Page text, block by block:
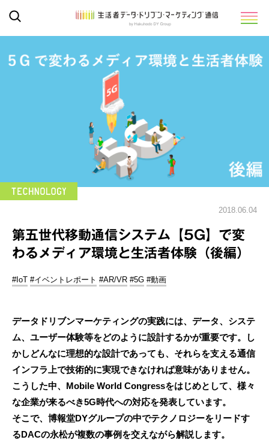
2018.06.04
第五世代移動通信システム【5G】で変
わるメディア環境と生活者体験（後編）
#IoT #イベントレポート #AR/VR #5G #動画
データドリブンマーケティングの実践には、データ、システ
ム、ユーザー体験等をどのように設計するかが重要です。し
かしどんなに理想的な設計であっても、それらを支える通信
インフラ上で技術的に実現できなければ意味がありません。
こうした中、Mobile World Congressをはじめとして、様々
な企業が来るべき5G時代への対応を発表しています。
そこで、博報堂DYグループの中でテクノロジーをリードす
るDACの永松が複数の事例を交えながら解説します。